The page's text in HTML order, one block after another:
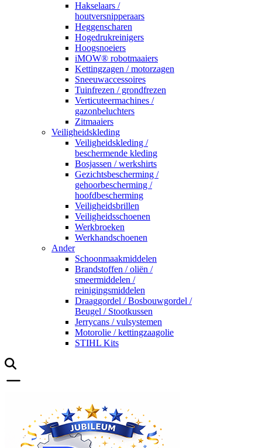
Hakselaars /
houtversnipperaars
Heggenscharen
Hogedrukreinigers
Hoogsnoeiers
iMOW® robotmaaiers
Kettingzagen / motorzagen
Sneeuwaccessoires
Tuinfrezen / grondfrezen
Verticuteermachines /
gazonbeluchters
Zitmaaiers
Veiligheidskleding
Veiligheidskleding /
beschermende kleding
Bosjassen / werkshirts
Gezichtsbescherming /
gehoorbescherming /
hoofdbescherming
Veiligheidsbrillen
Veiligheidsschoenen
Werkbroeken
Werkhandschoenen
Ander
Schoonmaakmiddelen
Brandstoffen / oliën /
smeermiddelen /
reinigingsmiddelen
Draaggordel / Bosbouwgordel /
Beugel / Stootkussen
Jerrycans / vulsystemen
Motorolie / kettingzaagolie
STIHL Kits